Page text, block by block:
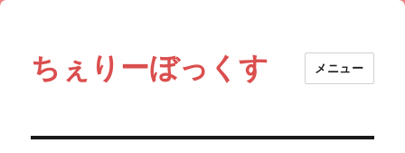
ちぇりーぼっくす メニュー